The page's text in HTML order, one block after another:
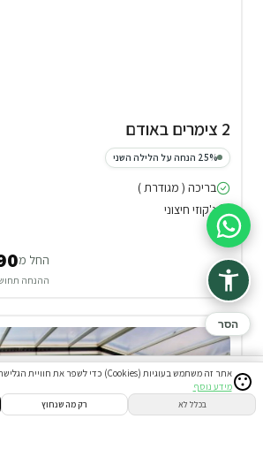
הזמנות
2 צימרים באודם
25% הנחה על הלילה השני
בריכה ( מגודרת )
ג'קוזי חיצוני
החל מ
ההנחה
אתר זה משתמש בעוגיות (Cookies) כדי לשפר את חוויית הגלישה שלכם ולהציע תוכן מותאם אישי.
מידע נוסף
בכלל לא רק מה שנחוץ
סיוע בהזמנה
הסר